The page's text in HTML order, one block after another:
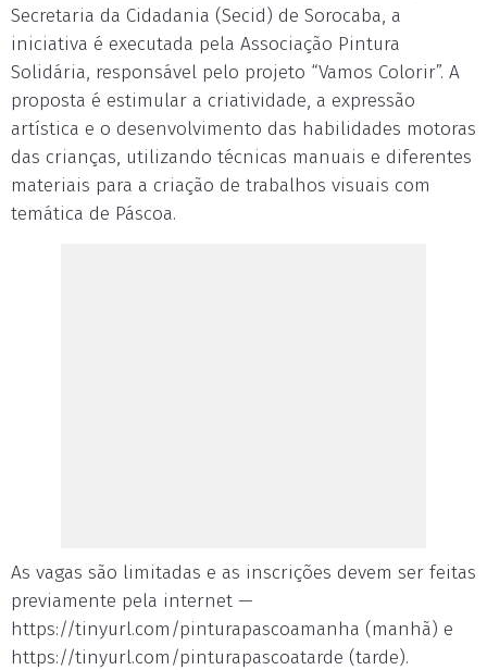
Secretaria da Cidadania (Secid) de Sorocaba, a
iniciativa é executada pela Associação Pintura
Solidária, responsável pelo projeto “Vamos Colorir”. A
proposta é estimular a criatividade, a expressão
artística e o desenvolvimento das habilidades motoras
das crianças, utilizando técnicas manuais e diferentes
materiais para a criação de trabalhos visuais com
temática de Páscoa.
As vagas são limitadas e as inscrições devem ser feitas
previamente pela internet —
https://tinyurl.com/pinturapascoamanha (manhã) e
https://tinyurl.com/pinturapascoatarde (tarde).